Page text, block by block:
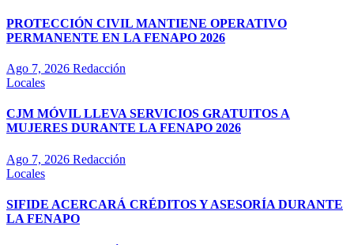
PROTECCIÓN CIVIL MANTIENE OPERATIVO
PERMANENTE EN LA FENAPO 2026
Ago 7, 2026 Redacción
Locales
CJM MÓVIL LLEVA SERVICIOS GRATUITOS A
MUJERES DURANTE LA FENAPO 2026
Ago 7, 2026 Redacción
Locales
SIFIDE ACERCARÁ CRÉDITOS Y ASESORÍA DURANTE
LA FENAPO